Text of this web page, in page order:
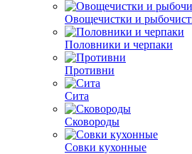
Овощечистки и
Половники и черпаки
Противни
Сита
Сковороды
Совки кухонные